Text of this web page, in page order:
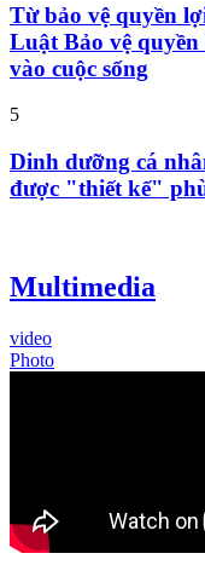
Từ bảo vệ quyền
Luật Bảo vệ
vào cuộc sống
5
Dinh dưỡng cá
được "thiết kế"
Multimedia
video
Photo